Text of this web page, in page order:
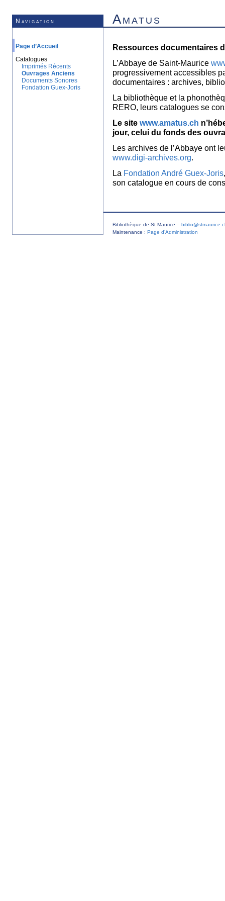
Navigation Amatus
Page d’Accueil
Catalogues
Imprimés Récents
Ouvrages Anciens
Documents Sonores
Fondation Guex-Joris
Ressources documentaires
L’Abbaye de Saint-Maurice
progressivement accessibles
documentaires : archives,
La bibliothèque et la
RERO, leurs catalogues se
Le site www.amatus.ch
jour, celui du fonds des
Les archives de l’Abbaye ont
www.digi-archives.org.
La Fondation André Guex-Joris
son catalogue en cours de
Bibliothèque de St Maurice –
Maintenance : Page d’Administration